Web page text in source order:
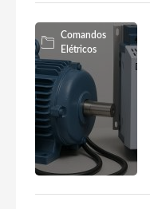
Comandos
Elétricos